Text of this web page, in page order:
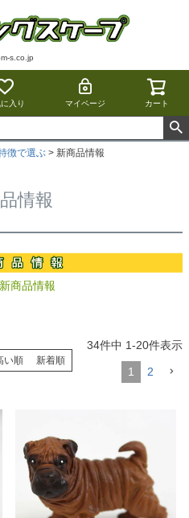
s.co.jp
入り マイページ カート
徴で選ぶ 新商品情報
情報
商品情報
い順 新着順
34件中 1-20件表示
1 2